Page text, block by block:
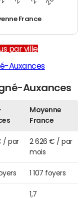
France
par ville
Auxances
Auxances
Moyenne
France
/ par
2 626 € / par
mois
1 107 foyers
1,7